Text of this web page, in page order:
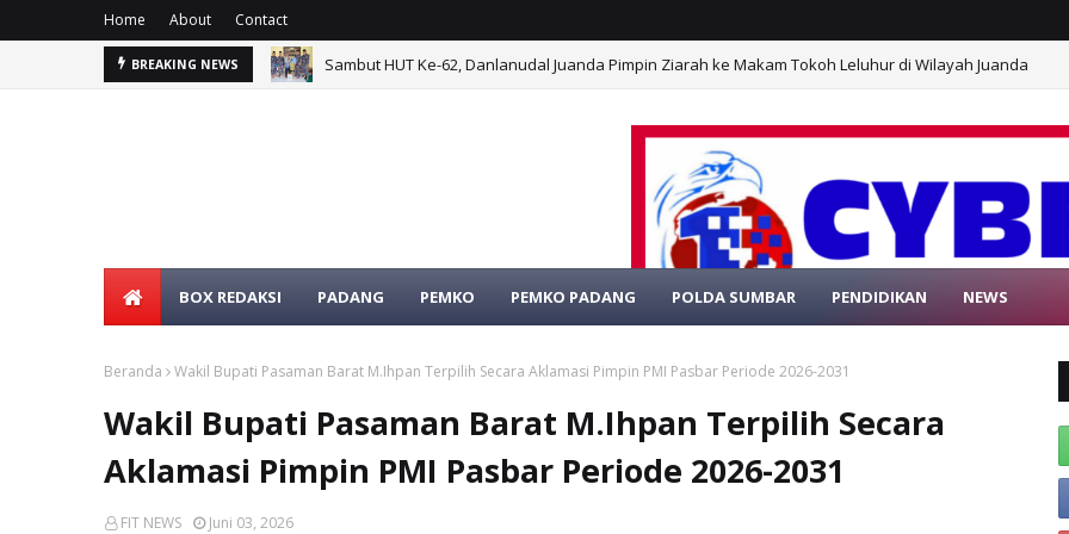
Home About Contact
BREAKING NEWS Melalui Olahraga Bersama, Kapengda Surabaya YHT Berikan Pembekalan Kepada Kasatdik
SELAMAT DATANG DI WEBSITE RESMI PORTAL
BOX REDAKSI PADANG PEMKO PEMKO PADANG POLDA SUMBAR PENDIDIKAN NEWS
Beranda Wakil Bupati Pasaman Barat M.Ihpan Terpilih Secara Aklamasi Pimpin PMI Pasbar Periode 2026-2031
Wakil Bupati Pasaman Barat M.Ihpan Terpilih Secara
Aklamasi Pimpin PMI Pasbar Periode 2026-2031
FIT NEWS Juni 03, 2026